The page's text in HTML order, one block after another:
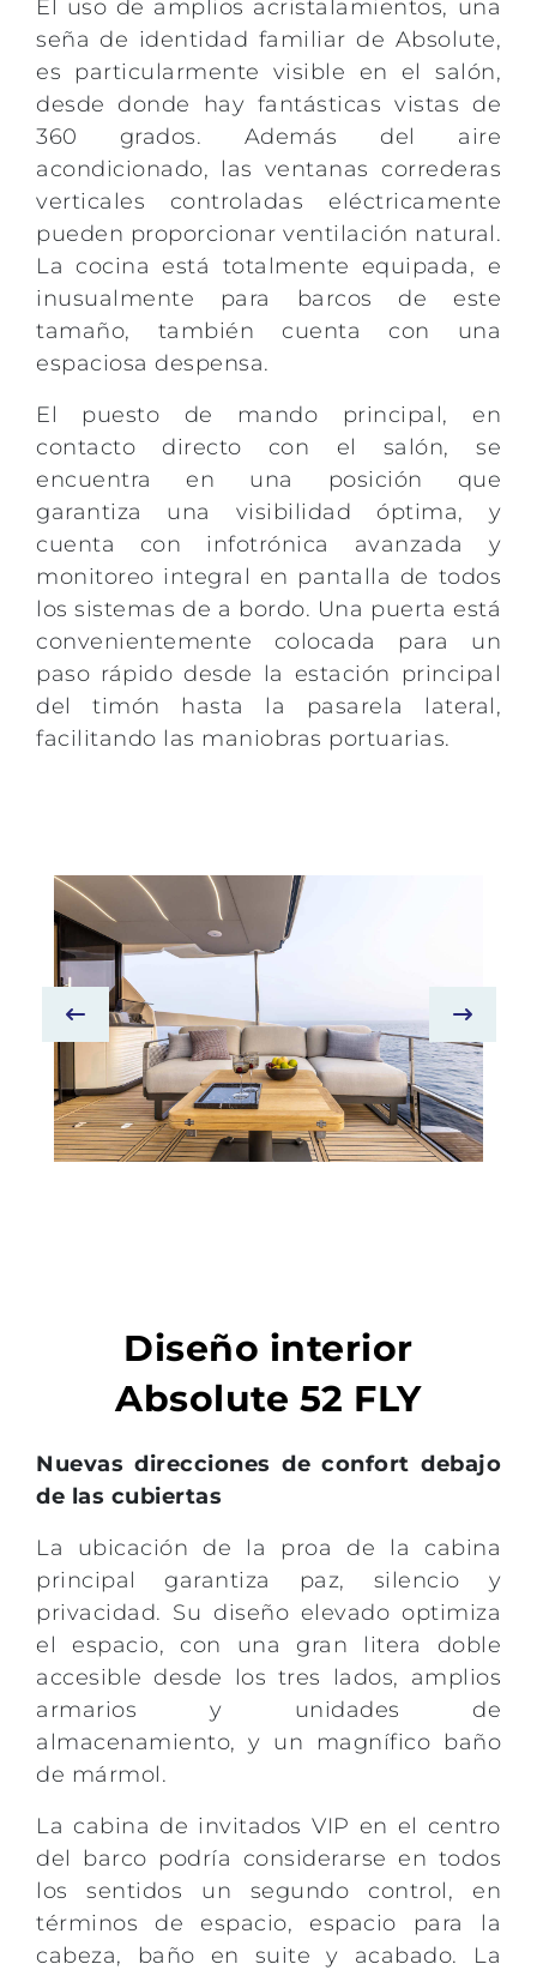
El uso de amplios acristalamientos, una
seña de identidad familiar de Absolute,
es particularmente visible en el salón,
desde donde hay fantásticas vistas de
360 grados. Además del aire
acondicionado, las ventanas correderas
verticales controladas eléctricamente
pueden proporcionar ventilación natural.
La cocina está totalmente equipada, e
inusualmente para barcos de este
tamaño, también cuenta con una
espaciosa despensa.
El puesto de mando principal, en
contacto directo con el salón, se
encuentra en una posición que
garantiza una visibilidad óptima, y
cuenta con infotrónica avanzada y
monitoreo integral en pantalla de todos
los sistemas de a bordo. Una puerta está
convenientemente colocada para un
paso rápido desde la estación principal
del timón hasta la pasarela lateral,
facilitando las maniobras portuarias.
Diseño interior
Absolute 52 FLY
Nuevas direcciones de confort debajo
de las cubiertas
La ubicación de la proa de la cabina
principal garantiza paz, silencio y
privacidad. Su diseño elevado optimiza
el espacio, con una gran litera doble
accesible desde los tres lados, amplios
armarios y unidades de
almacenamiento, y un magnífico baño
de mármol.
La cabina de invitados VIP en el centro
del barco podría considerarse en todos
los sentidos un segundo control, en
términos de espacio, espacio para la
cabeza, baño en suite y acabado. La